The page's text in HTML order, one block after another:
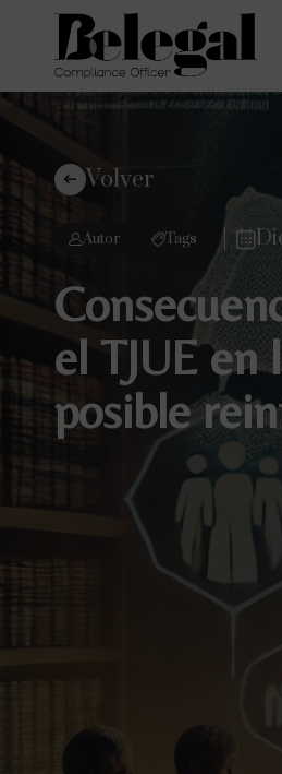
Volver
Autor Tags
el TJUE
posible